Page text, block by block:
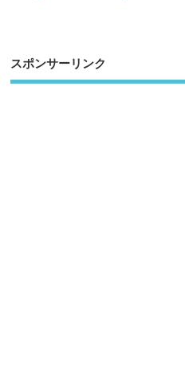
スポンサーリンク